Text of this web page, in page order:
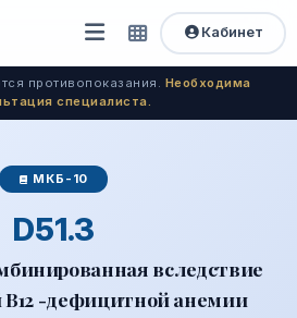
Открыть
меню
Быстрый
доступ
Кабинет
противопоказания. Необходима
специалиста.
МКБ-10
D51.3
вследствие
-дефицитной анемии